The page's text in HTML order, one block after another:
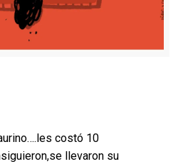
costó 10
llevaron su